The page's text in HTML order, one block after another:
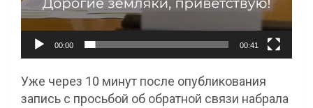
00:00 00:41
Уже через 10 минут после опубликования
запись с просьбой об обратной связи набрала